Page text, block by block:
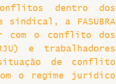
dentro dos
a FASUBRA
o conflito dos
e trabalhadores
de conflito
o regime jurídico